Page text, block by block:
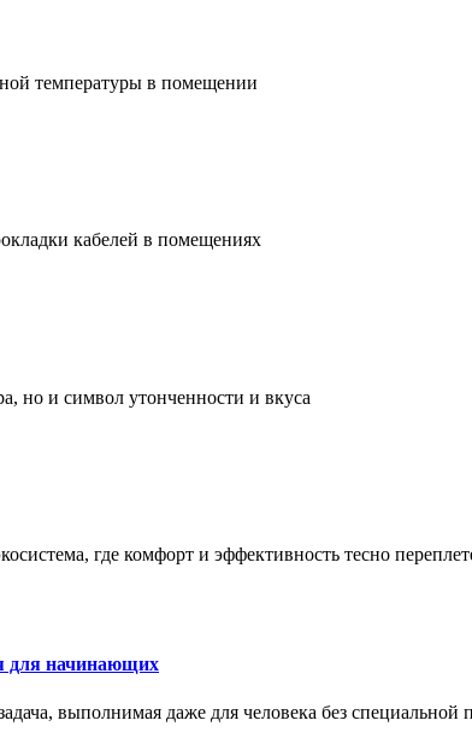
температуры в помещении
кабелей в помещениях
но и символ утонченности и вкуса
где комфорт и эффективность тесно
для начинающих
выполнимая даже для человека без специальной